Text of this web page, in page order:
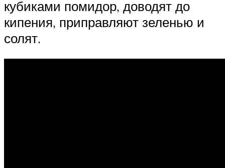
кубиками помидор, доводят до
кипения, приправляют зеленью и
солят.